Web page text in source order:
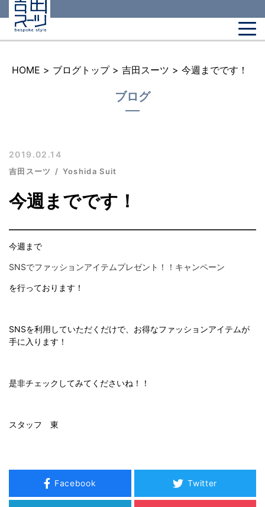
HOME > ブログトップ > 吉田スーツ > 今週までです！
ブログ
2019.02.14
吉田スーツ Yoshida Suit
今週までです！
今週まで
SNSでファッションアイテムプレゼント！！キャンペーン
を行っております！
SNSを利用していただくだけで、お得なファッションアイテムが
手に入ります！
是非チェックしてみてくださいね！！
スタッフ 東
Facebook Twitter